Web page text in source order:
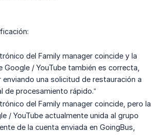
del Family manager coincide y la
Google / YouTube también es correcta,
enviando una solicitud de restauración a
de procesamiento rápido.”
del Family manager coincide, pero la
/ YouTube actualmente unida al grupo
de la cuenta enviada en GoingBus,